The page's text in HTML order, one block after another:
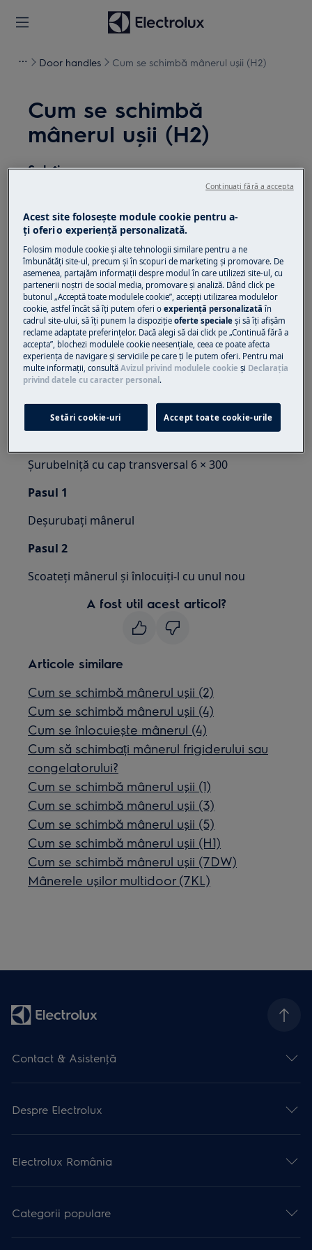
Door handles Cum se schimbă mânerul ușii (H2)
Cum se schimbă
mânerul ușii (H2)
Soluție
aparatul și deconectați ștecherul de lapriză.
pentru aparatele grele este necesar să le mutați
două persoane.
Folosiți întotdeauna mănuși de siguranță și
încălțăminte închisă.
Vă rugăm să rețineți că autorepararea sau reparația
neprofesională poate avea consecințe de siguranță
dacă nu este efectuată corect
Cum se schimbă mânerul ușii
Șurubelniță cu cap transversal 6 × 300
Pasul 1
Deșurubați mânerul
Pasul 2
Scoateți mânerul și înlocuiți-l cu unul nou
A fost util acest articol?
Articole similare
Cum se schimbă mânerul ușii (2)
Cum se schimbă mânerul ușii (4)
Cum se înlocuiește mânerul (4)
Cum să schimbați mânerul frigiderului sau
congelatorului?
Cum se schimbă mânerul ușii (1)
Cum se schimbă mânerul ușii (3)
Cum se schimbă mânerul ușii (5)
Cum se schimbă mânerul ușii (H1)
Cum se schimbă mânerul ușii (7DW)
Mânerele ușilor multidoor (7KL)
Contact & Asistenţă
Despre Electrolux
Electrolux România
Categorii populare
Acest site folosește module cookie pentru a-
ţi oferi o experienţă personalizată.
Folosim module cookie și alte tehnologii similare pentru a ne
îmbunătăţi site-ul, precum și în scopuri de marketing și promovare. De
asemenea, partajăm informaţii despre modul în care utilizezi site-ul, cu
partenerii noștri de social media, promovare și analiză. Dând click pe
butonul „Acceptă toate modulele cookie”, accepţi utilizarea modulelor
cookie, astfel încât să îţi putem oferi oexperienţă personalizată în
cadrul site-ului, să îţi punem la dispoziţieoferte speciale și să îţi afișăm
reclame adaptate preferinţelor. Dacă alegi să dai click pe „Continuă fără a
accepta”, blochezi modulele cookie neesenţiale, ceea ce poate afecta
experienţa de navigare și serviciile pe care ţi le putem oferi. Pentru mai
multe informaţii, consultăAvizul privind modulele cookie și Declaraţia
privind datele cu caracter personal .
Setări cookie-uri Accept toate cookie-urile
Continuați fără a accepta